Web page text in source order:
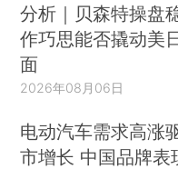
分析｜贝森特操盘
作巧思能否撬动美
面
2026年08月06日
电动汽车需求高涨
市增长 中国品牌表